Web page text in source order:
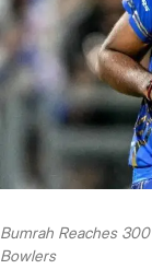
Bumrah Reaches
Bowlers